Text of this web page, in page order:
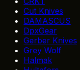
Cut Knives
DAMASCUS
DpxGear
Gerber Knives
Grey Wolf
Halmak